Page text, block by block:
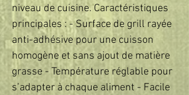
niveau de cuisine. Caractéristiques
principales : - Surface de grill rayée
anti-adhésive pour une cuisson
homogène et sans ajout de matière
grasse - Température réglable pour
s’adapter à chaque aliment - Facile